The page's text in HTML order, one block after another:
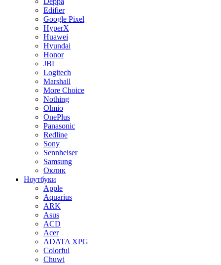
Edifier
Google Pixel
HyperX
Huawei
Hyundai
Honor
JBL
Logitech
Marshall
More Choice
Nothing
Olmio
OnePlus
Panasonic
Redline
Sony
Sennheiser
Samsung
Оклик
Ноутбуки
Apple
Aquarius
ARK
Asus
ACD
Acer
ADATA XPG
Colorful
Chuwi